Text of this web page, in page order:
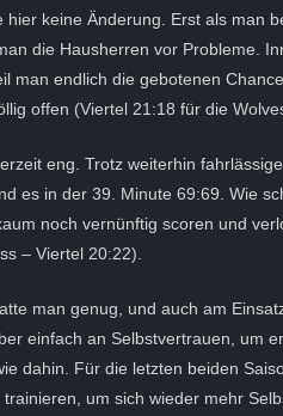
keine Änderung. Erst als man
die Hausherren vor Probleme.
man endlich die gebotenen
offen (Viertel 21:18 für die
eng. Trotz weiterhin
es in der 39. Minute 69:69. Wie
noch vernünftig scoren und
– Viertel 20:22).
man genug, und auch am
einfach an Selbstvertrauen, um
dahin. Für die letzten beiden
um sich wieder mehr